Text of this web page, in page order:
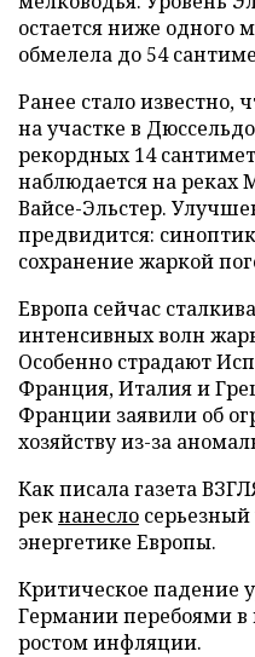
остается ниже одного
обмелела до 54
Ранее стало известно,
на участке в
рекордных 14
наблюдается на
Вайсе-Эльстер.
предвидится:
сохранение жаркой
Европа сейчас
интенсивных волн
Особенно страдают
Франция, Италия и
Франции заявили об
хозяйству из-за
Как писала газета
рекнанесло
энергетике Европы.
Критическое падение
Германии перебоями в
ростом инфляции.